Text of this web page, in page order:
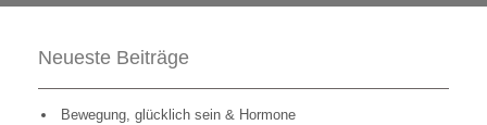
Neueste Beiträge
Bewegung, glücklich sein & Hormone